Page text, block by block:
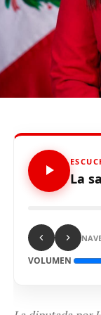
Finalmente, el
Perú (PNP
,
mujeres, pero
a que es su
Source link
Comparte
La
VOLUMEN